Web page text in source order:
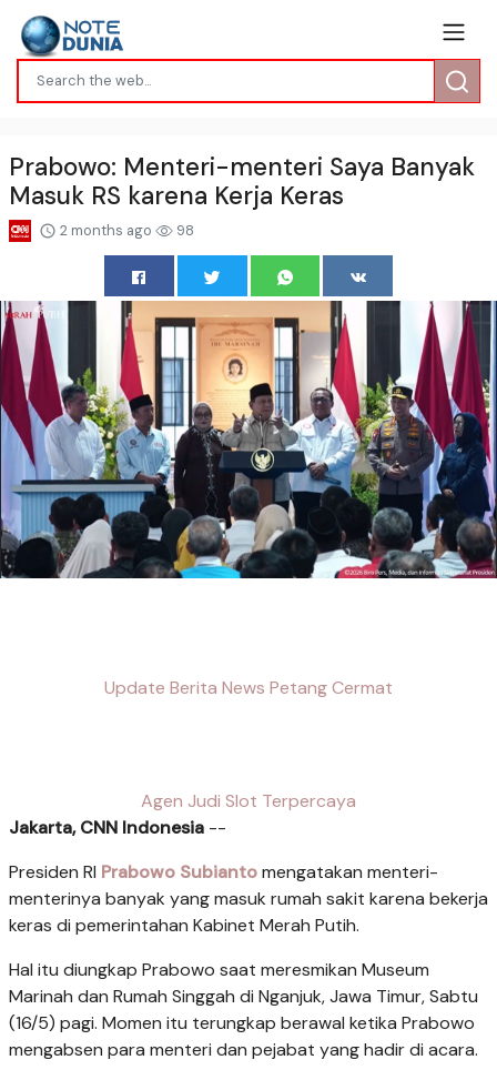
Prabowo: Menteri-menteri Saya Banyak
Masuk RS karena Kerja Keras
2 months ago 98
Update Berita News Petang Cermat
Agen Judi Slot Terpercaya
Jakarta, CNN Indonesia --
Presiden RI Prabowo Subiantomengatakan menteri-
menterinya banyak yang masuk rumah sakit karena bekerja
keras di pemerintahan Kabinet Merah Putih.
Hal itu diungkap Prabowo saat meresmikan Museum
Marinah dan Rumah Singgah di Nganjuk, Jawa Timur, Sabtu
(16/5) pagi. Momen itu terungkap berawal ketika Prabowo
mengabsen para menteri dan pejabat yang hadir di acara.